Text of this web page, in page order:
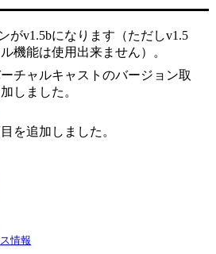
がv1.5bになります（ただしv1.5
機能は使用出来ません）。
チャルキャストのバージョン取
しました。
を追加しました。
情報